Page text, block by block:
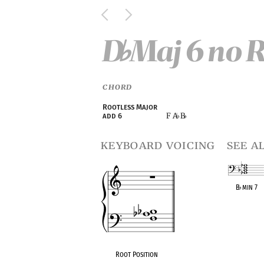
D♭Maj 6 no
CHORD
Rootless Major
add 6
F A♭B♭
keyboard voicing
Root Position
see
B♭min 7